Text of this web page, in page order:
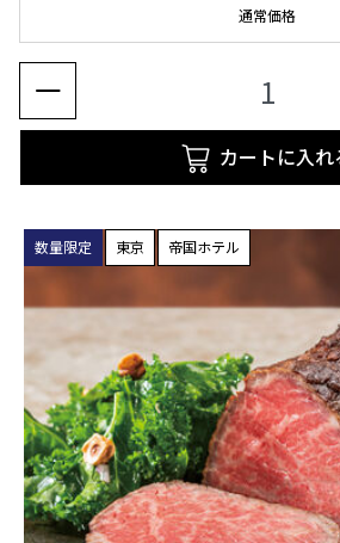
通常価格
カートに入れ
数量限定 東京 帝国ホテル